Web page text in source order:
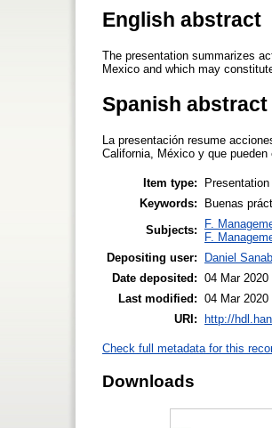
English abstract
The presentation summarizes
Mexico and which may
Spanish abstract
La presentación resume
California, México y que
Item type:
Presentation
Keywords:
Buenas
Subjects:
F.
F.
Depositing user:
Daniel
Date deposited: 04 Mar 2020
Last modified: 04 Mar 2020
URI:
http://
Check full metadata for this
Downloads